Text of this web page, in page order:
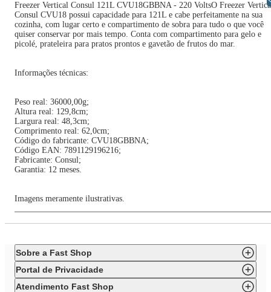
Freezer Vertical Consul 121L CVU18GBBNA - 220 VoltsO Freezer
Consul CVU18 possui capacidade para 121L e cabe perfeitamente na sua
cozinha, com lugar certo e compartimento de sobra para tudo o que você
quiser conservar por mais tempo. Conta com compartimento para gelo e
picolé, prateleira para pratos prontos e gavetão de frutos do mar.
Informações técnicas:
Peso real: 36000,00g;
Altura real: 129,8cm;
Largura real: 48,3cm;
Comprimento real: 62,0cm;
Código do fabricante: CVU18GBBNA;
Código EAN: 7891129196216;
Fabricante: Consul;
Garantia: 12 meses.
Imagens meramente ilustrativas.
Sobre a Fast Shop
Portal de Privacidade
Atendimento Fast Shop